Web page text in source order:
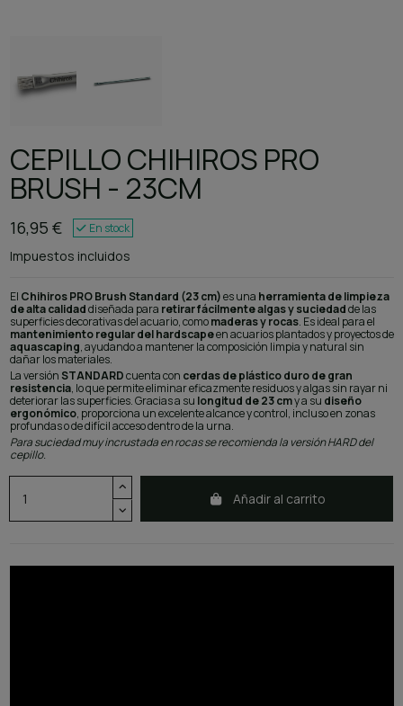
CEPILLO CHIHIROS PRO
BRUSH - 23CM
16,95 € En stock
Impuestos incluidos
El Chihiros PRO Brush Standard (23 cm)es una herramienta de limpieza
de alta calidaddiseñada para retirar fácilmente algas y suciedadde las
superficies decorativas del acuario, comomaderas y rocas. Es ideal para el
mantenimiento regular del hardscapeen acuarios plantados y proyectos de
aquascaping, ayudando a mantener la composición limpia y natural sin
dañar los materiales.
La versión STANDARDcuenta con cerdas de plástico duro de gran
resistencia, lo que permite eliminar eficazmente residuos y algas sin rayar ni
deteriorar las superficies. Gracias a su longitud de 23 cmy a su diseño
ergonómico, proporciona un excelente alcance y control, incluso en zonas
profundas o de difícil acceso dentro de la urna.
Para suciedad muy incrustada en rocas se recomienda la versión HARD del
cepillo.
Añadir al carrito